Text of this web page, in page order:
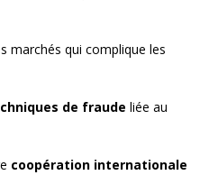
marchés qui complique les
de fraude liée au
coopération internationale